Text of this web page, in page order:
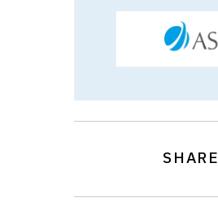
SHARE